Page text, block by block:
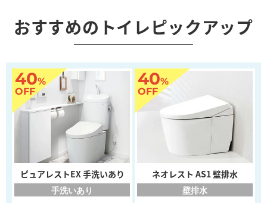
おすすめのトイレピックアップ
40%
OFF
ピュアレストEX 手洗いあり
手洗いあり
40%
OFF
ネオレスト AS1 壁排水
壁排水